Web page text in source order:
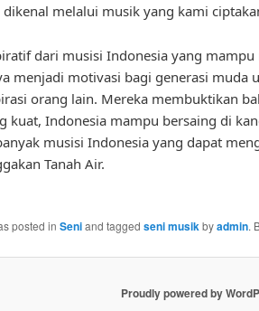
melalui musik yang kami
dari musisi Indonesia yang
menjadi motivasi bagi generasi muda
orang lain. Mereka membuktikan
kuat, Indonesia mampu bersaing di
musisi Indonesia yang dapat
Tanah Air.
posted in Seniand tagged seni musikbyadmin.
Proudly powered by